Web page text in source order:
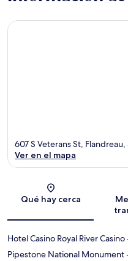
607 S Veterans St,
Ver en el mapa
Qué hay cerca
Hotel Casino Royal River Casino
Pipestone National Monument